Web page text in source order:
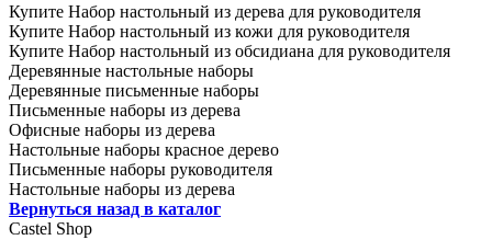
Купите Набор настольный из дерева для руководителя
Купите Набор настольный из кожи для руководителя
Купите Набор настольный из обсидиана для руководителя
Деревянные настольные наборы
Деревянные письменные наборы
Письменные наборы из дерева
Офисные наборы из дерева
Настольные наборы красное дерево
Письменные наборы руководителя
Настольные наборы из дерева
Вернуться назад в каталог
Castel Shop